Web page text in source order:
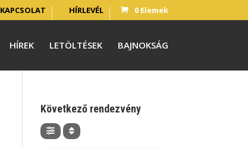
KAPCSOLAT HÍRLEVÉL 0 Elemek
HÍREK LETÖLTÉSEK BAJNOKSÁG
Következő rendezvény